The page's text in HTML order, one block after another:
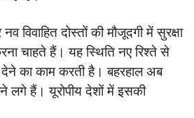
विवाहित दोस्तों की मौजूदगी में सुरक्षा
चाहते हैं। यह स्थिति नए रिश्ते से
का काम करती है। बहरहाल अब
लगे हैं। यूरोपीय देशों में इसकी